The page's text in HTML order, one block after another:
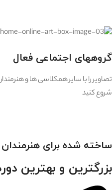
گروههای اجتماعی فعال
تصاویر را با سایر همکلاسی ها و
شروع کنید
ساخته شده برای هنرمندان
بزرگترین و بهترین